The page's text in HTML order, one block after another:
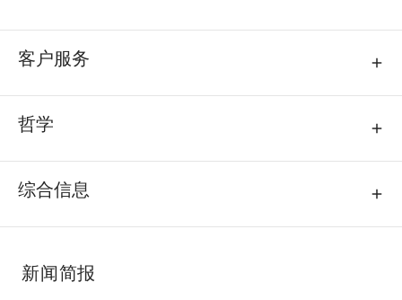
客户服务
哲学
综合信息
新闻简报